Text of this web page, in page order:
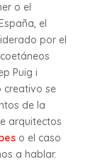
o el
el
por el
Puig i
creativo se
de la
arquitectos
o el caso
a hablar.